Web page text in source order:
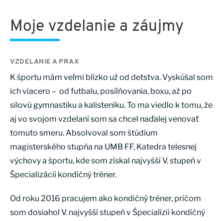
Moje vzdelanie a záujmy
VZDELANIE A PRAX
K športu mám veľmi blízko už od detstva. Vyskúšal som
ich viacero – od futbalu, posilňovania, boxu, až po
silovú gymnastiku a kalisteniku. To ma viedlo k tomu, že
aj vo svojom vzdelaní som sa chcel naďalej venovať
tomuto smeru. Absolvoval som štúdium
magisterského stupňa na UMB FF, Katedra telesnej
výchovy a športu, kde som získal najvyšší V. stupeň v
Špecializácii kondičný tréner.
Od roku 2016 pracujem ako kondičný tréner, pričom
som dosiahol V. najvyšší stupeň v Špecializii kondičný